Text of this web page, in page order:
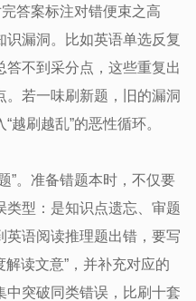
答案标注对错便束之高
识漏洞。比如英语单选反复
不到采分点，这些重复出
若一味刷新题，旧的漏洞
越刷越乱”的恶性循环。
”。准备错题本时，不仅要
类型：是知识点遗忘、审题
英语阅读推理题出错，要写
解读文意”，并补充对应的
中突破同类错误，比刷十套